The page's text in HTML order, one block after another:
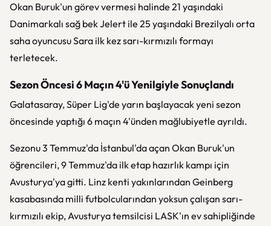
Okan Buruk'un görev vermesi halinde 21 yaşındaki
Danimarkalı sağ bek Jelert ile 25 yaşındaki Brezilyalı orta
saha oyuncusu Sara ilk kez sarı-kırmızılı formayı
terletecek.
Sezon Öncesi 6 Maçın 4'ü Yenilgiyle Sonuçlandı
Galatasaray, Süper Lig'de yarın başlayacak yeni sezon
öncesinde yaptığı 6 maçın 4'ünden mağlubiyetle ayrıldı.
Sezonu 3 Temmuz'da İstanbul'da açan Okan Buruk'un
öğrencileri, 9 Temmuz'da ilk etap hazırlık kampı için
Avusturya'ya gitti. Linz kenti yakınlarından Geinberg
kasabasında milli futbolcularından yoksun çalışan sarı-
kırmızılı ekip, Avusturya temsilcisi LASK'ın ev sahipliğinde